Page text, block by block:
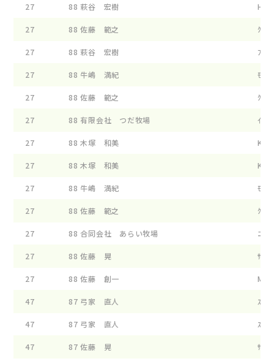
27 88 萩谷 宏樹
27 88 佐藤 範之 ｸﾞﾘ
27 88 萩谷 宏樹 ﾌﾟﾗ
27 88 牛嶋 満紀 ﾓ-ﾗ
27 88 佐藤 範之 ｸﾞﾘ
27 88 有限会社 つだ牧場 ｲ-ﾌ
27 88 木塚 和美 KL
27 88 木塚 和美 KL
27 88 牛嶋 満紀 ﾓ-ﾗ
27 88 佐藤 範之 ｸﾞﾘ
27 88 合同会社 あらい牧場 ﾆﾕ-
27 88 佐藤 晃 ｻﾝｼ
27 88 佐藤 創一 MF
47 87 弓家 直人 ｽﾀ-
47 87 弓家 直人 ｽﾀ-
47 87 佐藤 晃 ｻﾝｼ